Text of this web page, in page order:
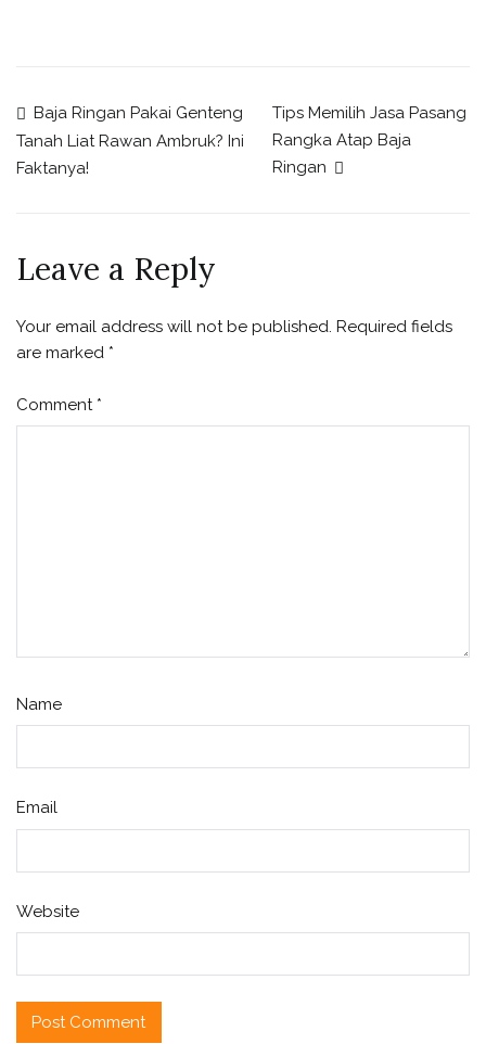
Post
Baja Ringan Pakai Genteng
Tanah Liat Rawan Ambruk? Ini
Faktanya!
Tips Memilih Jasa Pasang
Rangka Atap Baja
Ringan
Leave a Reply
Your email address will not be published. Required fields
are marked *
Comment *
Name
Email
Website